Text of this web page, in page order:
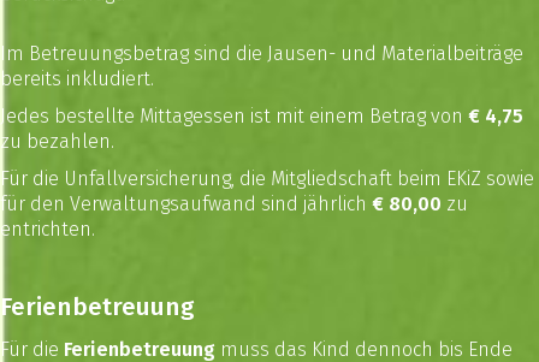
Im Betreuungsbetrag sind die Jausen- und Materialbeiträge
bereits inkludiert.
Jedes bestellte Mittagessen ist mit einem Betrag von € 4,75
zu bezahlen.
Für die Unfallversicherung, die Mitgliedschaft beim EKiZ sowie
für den Verwaltungsaufwand sind jährlich € 80,00 zu
entrichten.
Ferienbetreuung
Für die Ferienbetreuung muss das Kind dennoch bis Ende